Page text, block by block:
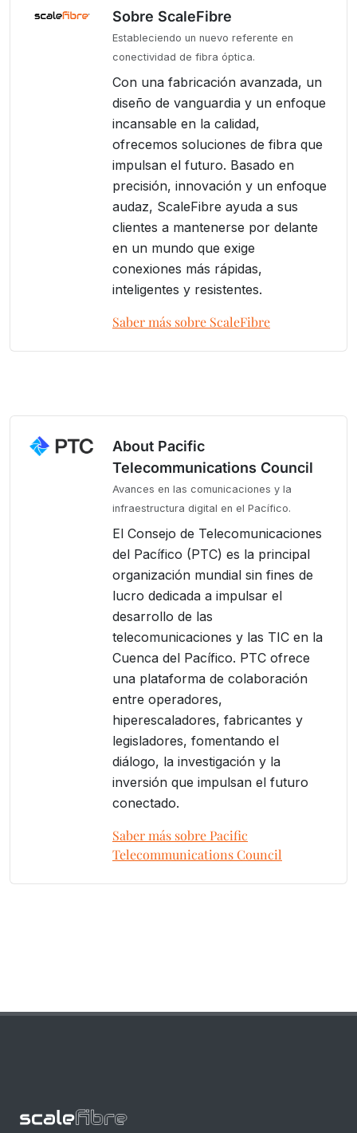
Sobre ScaleFibre
Estableciendo un nuevo referente en
conectividad de fibra óptica.
Con una fabricación avanzada, un
diseño de vanguardia y un enfoque
incansable en la calidad,
ofrecemos soluciones de fibra que
impulsan el futuro. Basado en
precisión, innovación y un enfoque
audaz, ScaleFibre ayuda a sus
clientes a mantenerse por delante
en un mundo que exige
conexiones más rápidas,
inteligentes y resistentes.
Saber más sobre ScaleFibre
About Pacific
Telecommunications Council
Avances en las comunicaciones y la
infraestructura digital en el Pacífico.
El Consejo de Telecomunicaciones
del Pacífico (PTC) es la principal
organización mundial sin fines de
lucro dedicada a impulsar el
desarrollo de las
telecomunicaciones y las TIC en la
Cuenca del Pacífico. PTC ofrece
una plataforma de colaboración
entre operadores,
hiperescaladores, fabricantes y
legisladores, fomentando el
diálogo, la investigación y la
inversión que impulsan el futuro
conectado.
Saber más sobre Pacific
Telecommunications Council